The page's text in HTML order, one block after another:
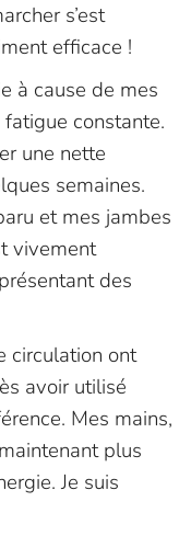
s’est
efficace !
à cause de mes
constante.
une nette
semaines.
et mes jambes
vivement
des
circulation ont
avoir utilisé
Mes mains,
plus
Je suis